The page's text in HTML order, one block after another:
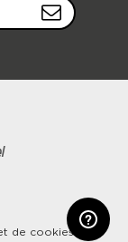
de cookies